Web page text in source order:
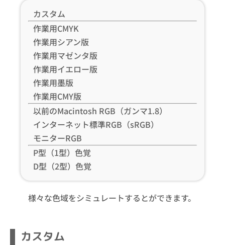
カスタム
作業用CMYK
作業用シアン版
作業用マゼンタ版
作業用イエロー版
作業用墨版
作業用CMY版
以前のMacintosh RGB（ガンマ1.8）
インターネット標準RGB（sRGB）
モニターRGB
P型（1型）色覚
D型（2型）色覚
様々な色域をシミュレートするとができます。
カスタム